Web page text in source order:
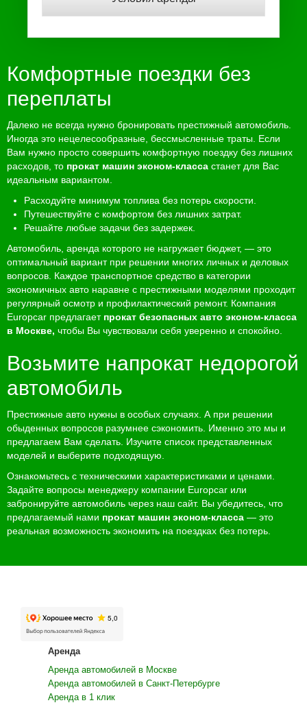
Комфортные поездки без
переплаты
Далеко не всегда нужно бронировать престижный автомобиль.
Иногда это нецелесообразные, бессмысленные траты. Если
Вам нужно просто совершить комфортную поездку без лишних
расходов, то прокат машин эконом-класса станет для Вас
идеальным вариантом.
Расходуйте минимум топлива без потерь скорости.
Путешествуйте с комфортом без лишних затрат.
Решайте любые задачи без задержек.
Автомобиль, аренда которого не нагружает бюджет, — это
оптимальный вариант при решении многих личных и деловых
вопросов. Каждое транспортное средство в категории
экономичных авто наравне с престижными моделями проходит
регулярный осмотр и профилактический ремонт. Компания
Europcar предлагаетпрокат безопасных авто эконом-класса
в Москве, чтобы Вы чувствовали себя уверенно и спокойно.
Возьмите напрокат недорогой
автомобиль
Престижные авто нужны в особых случаях. А при решении
обыденных вопросов разумнее сэкономить. Именно это мы и
предлагаем Вам сделать. Изучите список представленных
моделей и выберите подходящую.
Ознакомьтесь с техническими характеристиками и ценами.
Задайте вопросы менеджеру компании Europcar или
забронируйте автомобиль через наш сайт. Вы убедитесь, что
предлагаемый нами прокат машин эконом-класса — это
реальная возможность экономить на поездках без потерь.
Аренда
Аренда автомобилей в Москве
Аренда автомобилей в Санкт-Петербурге
Аренда в 1 клик